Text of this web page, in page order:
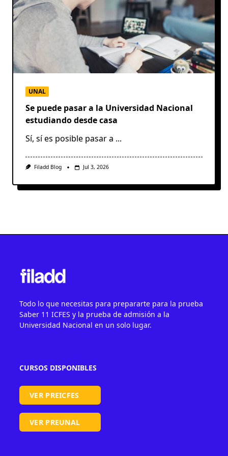
UNAL
Se puede pasar a la Universidad Nacional
estudiando desde casa
Sí, sí es posible pasar a ...
Filadd Blog Jul 3, 2026
Todo lo que necesitas para prepararte para la prueba
Saber 11 ICFES y la prueba de admisión a la
Universidad Nacional en un solo lugar.
CURSOS DISPONIBLES
VER PREICFES
VER PREUNAL